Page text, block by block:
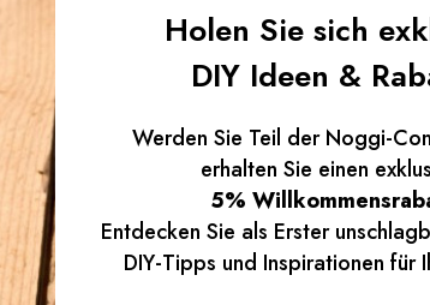
Holen Sie sich
DIY Ideen &
Werden Sie Teil der Noggi-
erhalten Sie einen
5%
Entdecken Sie als Erster
DIY-Tipps und Inspirationen für